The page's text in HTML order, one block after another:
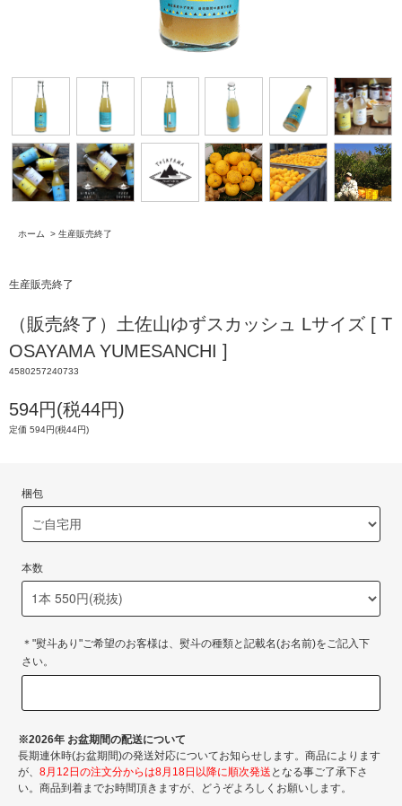
ホーム > 生産販売終了
生産販売終了
（販売終了）土佐山ゆずスカッシュ Lサイズ [ T
OSAYAMA YUMESANCHI ]
4580257240733
594円(税44円)
定価 594円(税44円)
梱包
本数
＊"熨斗あり"ご希望のお客様は、熨斗の種類と記載名(お名前)をご記入下
さい。
※2026年 お盆期間の配送について
長期連休時(お盆期間)の発送対応についてお知らせします。商品によります
が、 8月12日の注文分からは8月18日以降に順次発送 となる事ご了承下さ
い。商品到着までお時間頂きますが、どうぞよろしくお願いします。